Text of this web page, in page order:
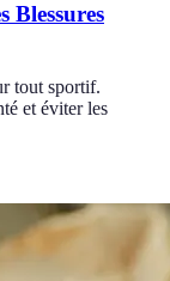
Blessures
tout sportif.
et éviter les